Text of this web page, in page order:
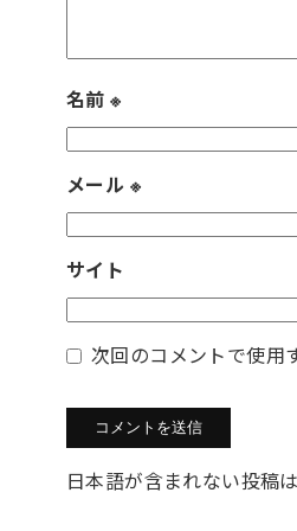
名前※
メール ※
サイト
次回のコメントで使用
日本語が含まれない投稿